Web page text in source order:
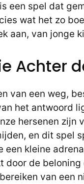
een spel dat
wat het zo
aan, van jonge
Achter
van een weg,
het antwoord
hersenen
en dit spel
een kleine
door de
van een